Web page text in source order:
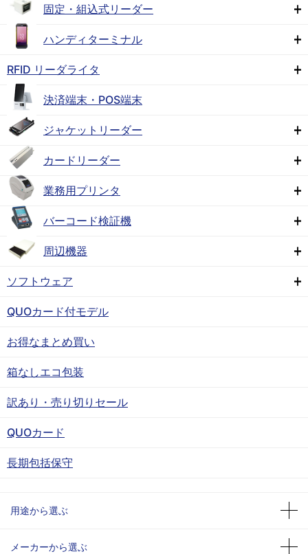
固定・組込式リーダー
ハンディターミナル
RFID リーダライタ
決済端末・POS端末
ジャケットリーダー
カードリーダー
業務用プリンタ
バーコード検証機
周辺機器
ソフトウェア
QUOカード付モデル
お得なまとめ買い
箱なしエコ包装
訳あり・売り切りセール
QUOカード
長期包括保守
用途から選ぶ
メーカーから選ぶ